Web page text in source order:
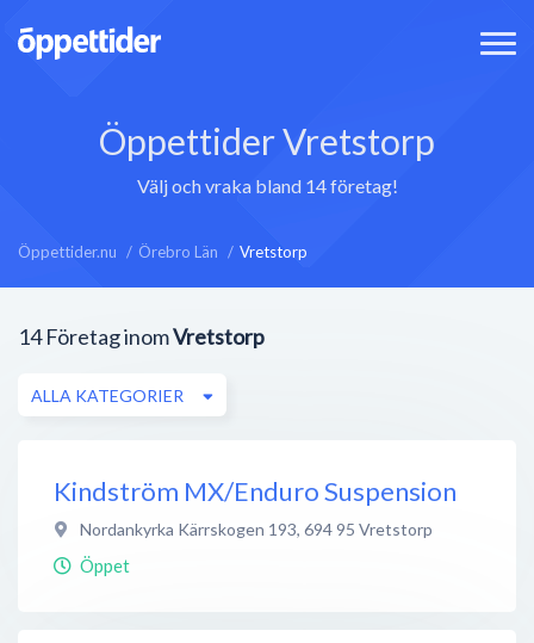
Öppettider Vretstorp
Välj och vraka bland 14 företag!
Öppettider.nu Örebro Län Vretstorp
14 Företag inomVretstorp
ALLA KATEGORIER
Kindström MX/Enduro Suspension
Nordankyrka Kärrskogen 193, 694 95 Vretstorp
Öppet